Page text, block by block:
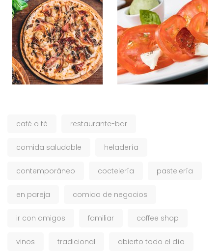
café o té restaurante-bar
comida saludable heladería
contemporáneo coctelería pastelería
en pareja comida de negocios
ir con amigos familiar coffee shop
vinos tradicional abierto todo el día